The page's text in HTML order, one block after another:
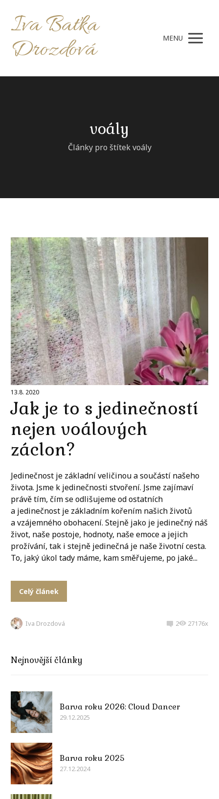
Iva Baťka
Drozdová MENU
voály
Články pro štítek voály
13.8. 2020
Jak je to s jedinečností
nejen voálových
záclon?
Jedinečnost je základní veličinou a součástí našeho
života. Jsme k jedinečnosti stvoření. Jsme zajímaví
právě tím, čím se odlišujeme od ostatních
a jedinečnost je základním kořením našich životů
a vzájemného obohacení. Stejně jako je jedinečný náš
život, naše postoje, hodnoty, naše emoce a jejich
prožívání, tak i stejně jedinečná je naše životní cesta.
To, jaký úkol tady máme, kam směřujeme, po jaké...
Celý článek
Iva Drozdová 2 27176x
Nejnovější články
Barva roku 2026: Cloud Dancer
29.12.2025
Barva roku 2025
27.12.2024